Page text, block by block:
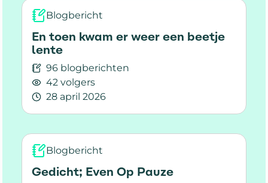
Blogbericht
En toen kwam er weer een beetje
lente
96 blogberichten
42 volgers
28 april 2026
Lees meer over En toen kwam er weer een
Blogbericht
Gedicht; Even Op Pauze